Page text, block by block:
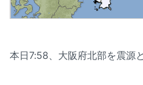
本日7:58、大阪府北部を震源